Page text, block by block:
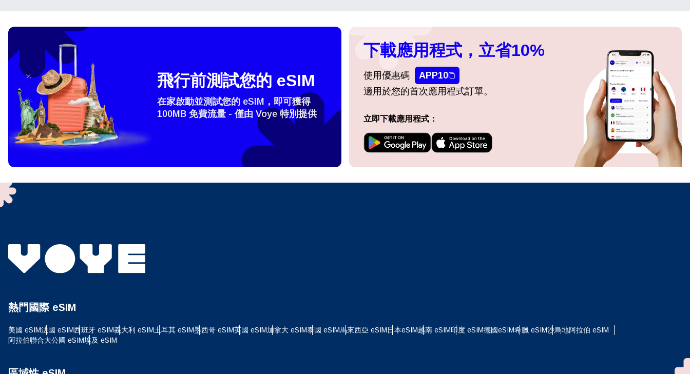
How do I get my eSim?
To get your eSIM, start by checking if your device supports eSIM
They will provide you with a QR code or activation details that you can scan
飛行前測試您的 eSIM
在家啟動並測試您的 eSIM，即可獲得
100MB 免費流量 - 僅由 Voye 特別提供
下載應用程式，立省10%
使用優惠碼
APP10
適用於您的首次應用程式訂單。
立即下載應用程式：
熱門國際 eSIM
美國 eSIM法國 eSIM西班牙 eSIM義大利 eSIM土耳其 eSIM墨西哥 eSIM英國 eSIM加拿大 eSIM泰國 eSIM馬來西亞 eSIM日本eSIM越南 eSIM印度 eSIM德國eSIM希臘 eSIM沙烏地阿拉伯 eSIM
阿拉伯聯合大公國 eSIM埃及 eSIM
選擇語言： 登入或註冊